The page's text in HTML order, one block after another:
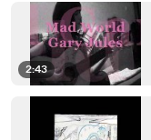
2:43